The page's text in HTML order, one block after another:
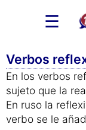
☰
Verbos
En los verbos
sujeto que la
En ruso la
verbo se le